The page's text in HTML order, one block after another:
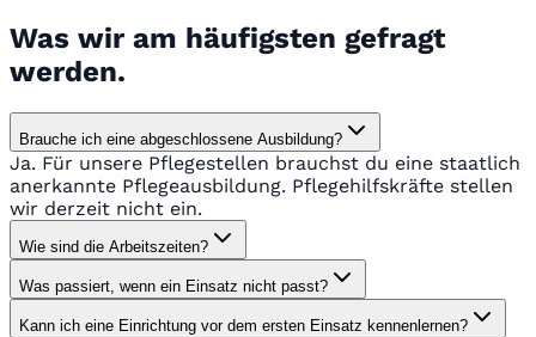
Was wir am häufigsten gefragt
werden.
Brauche ich eine abgeschlossene Ausbildung?
Ja. Für unsere Pflegestellen brauchst du eine staatlich
anerkannte Pflegeausbildung. Pflegehilfskräfte stellen
wir derzeit nicht ein.
Wie sind die Arbeitszeiten?
Was passiert, wenn ein Einsatz nicht passt?
Kann ich eine Einrichtung vor dem ersten Einsatz kennenlernen?